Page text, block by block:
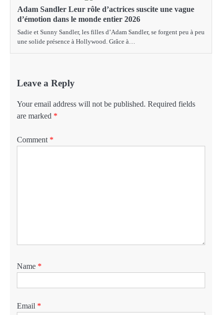
Adam Sandler Leur rôle d’actrices suscite une vague
d’émotion dans le monde entier 2026
Sadie et Sunny Sandler, les filles d’Adam Sandler, se forgent peu à peu
une solide présence à Hollywood. Grâce à…
Leave a Reply
Your email address will not be published. Required fields
are marked *
Comment *
Name *
Email *